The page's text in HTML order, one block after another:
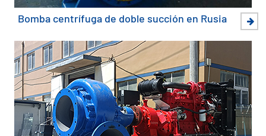
Bomba centrífuga de doble succión en Rusia